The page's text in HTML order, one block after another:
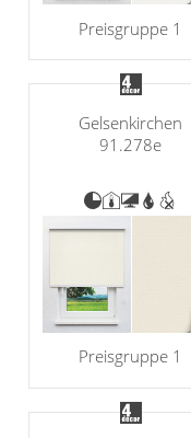
Preisgruppe 1
Gelsenkirchen
91.278e
Preisgruppe 1